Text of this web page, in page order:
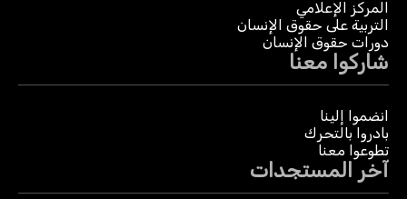
المركز الإعلامي
التربية على حقوق الإنسان
دورات حقوق الإنسان
شاركوا معنا
انضموا إلينا
بادروا بالتحرك
تطوعوا معنا
آخر المستجدات